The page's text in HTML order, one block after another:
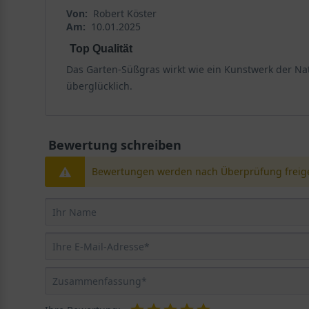
ausreichend Feuchtigkeit und ein Boden, der auch
klar.
Standort und Boden
Glyceria maxima 'Variegata' ist keine Staude für
Ein sonniger Standort ist für diese Sorte besonders
matten Gesamteindruck. Bevorzugt werden
die Kultur nur dann überzeugend, wenn eine
Boden für Glyceria maxima 'Variegata'
Von: Robert Köster
Am: 10.01.2025
Top Qualität
Das Garten-Süßgras wirkt wie ein Kunstwerk der
überglücklich.
Bewertung schreiben
Bewertungen werden nach Überprüfung